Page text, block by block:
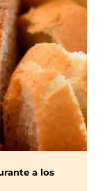
a los